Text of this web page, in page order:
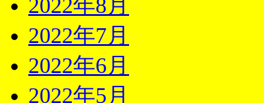
2022年8月
2022年7月
2022年6月
2022年5月